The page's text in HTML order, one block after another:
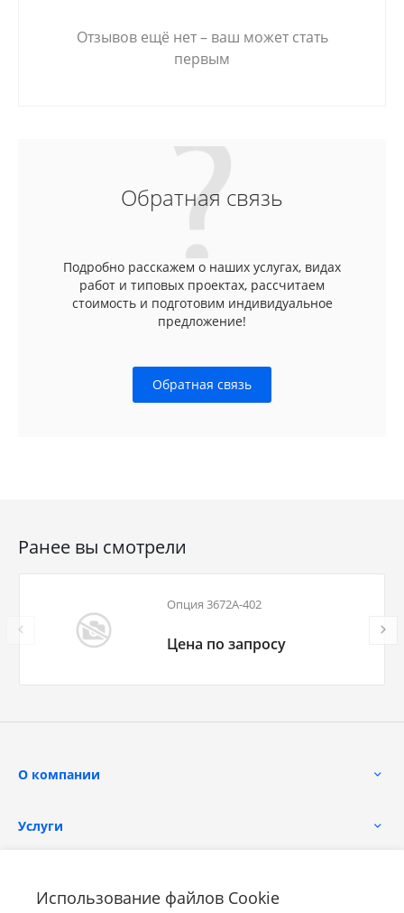
Использование файлов Cookie
Отзывов ещё нет – ваш может стать
первым
Обратная связь
Подробно расскажем о наших услугах, видах
работ и типовых проектах, рассчитаем
стоимость и подготовим индивидуальное
предложение!
Обратная связь
Ранее вы смотрели
Опция 3672A-402
Цена по запросу
О компании
Услуги